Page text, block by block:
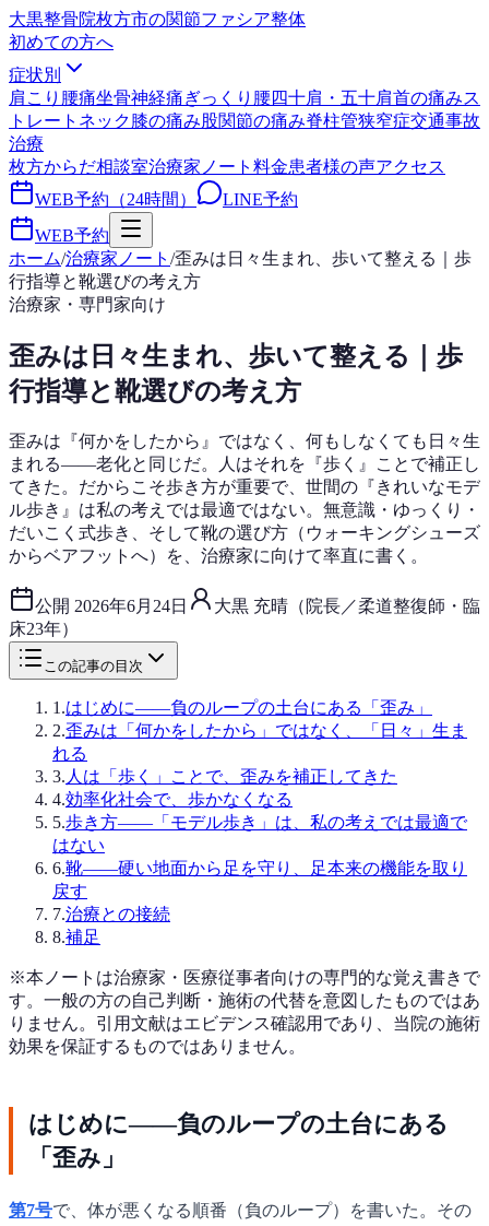
大黒整骨院枚方市の関節ファシア整体
初めての方へ
症状別
肩こり 腰痛坐骨神経痛ぎっくり腰四十肩・五十肩首の痛みス
トレートネック膝の痛み股関節の痛み脊柱管狭窄症交通事故
治療
枚方からだ相談室治療家ノート 料金患者様の声アクセス
WEB予約（24時間）
LINE予約
WEB予約
ホーム/治療家ノート /歪みは日々生まれ、歩いて整える｜歩
行指導と靴選びの考え方
治療家・専門家向け
歪みは日々生まれ、歩いて整える｜歩
行指導と靴選びの考え方
歪みは『何かをしたから』ではなく、何もしなくても日々生
まれる——老化と同じだ。人はそれを『歩く』ことで補正し
てきた。だからこそ歩き方が重要で、世間の『きれいなモデ
ル歩き』は私の考えでは最適ではない。無意識・ゆっくり・
だいこく式歩き、そして靴の選び方（ウォーキングシューズ
からベアフットへ）を、治療家に向けて率直に書く。
公開 2026年6月24日
大黒 充晴（院長／柔道整復師・臨
床23年）
この記事の目次
1 .はじめに——負のループの土台にある「歪み」
2.歪みは「何かをしたから」ではなく、「日々」生ま
れる
3. 人は「歩く」ことで、歪みを補正してきた
4.効率化社会で、歩かなくなる
5.歩き方——「モデル歩き」は、私の考えでは最適で
はない
6.靴——硬い地面から足を守り、足本来の機能を取り
戻す
7.治療との接続
8.補足
※本ノートは治療家・医療従事者向けの専門的な覚え書きで
す。一般の方の自己判断・施術の代替を意図したものではあ
りません。引用文献はエビデンス確認用であり、当院の施術
効果を保証するものではありません。
はじめに——負のループの土台にある
「歪み」
第7号で、体が悪くなる順番（負のループ）を書いた。その